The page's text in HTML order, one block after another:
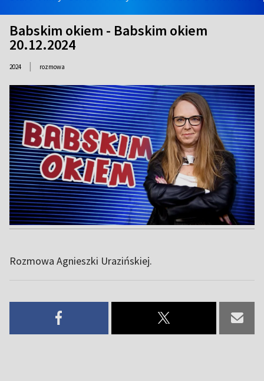
Babskim okiem - Babskim okiem
20.12.2024
2024 | rozmowa
Rozmowa Agnieszki Urazińskiej.